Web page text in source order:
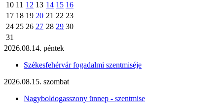
10 11 12 13 14 15 16
17 18 19 20 21 22 23
24 25 26 27 28 29 30
31
2026.08.14. péntek
Székesfehérvár fogadalmi szentmiséje
2026.08.15. szombat
Nagyboldogasszony ünnep - szentmise